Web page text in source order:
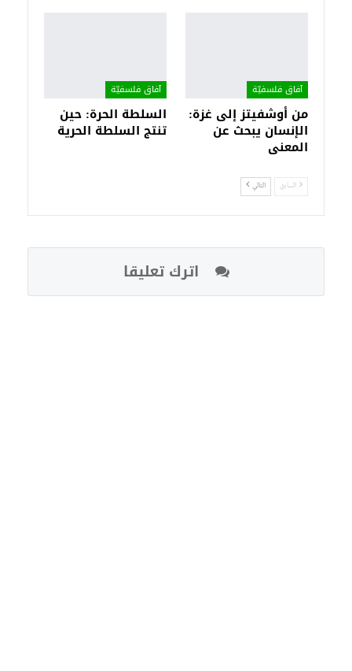
آفاق فلسفيّة‎
من أوشفيتز إلى غزة:
الإنسان يبحث عن
المعنى
آفاق فلسفيّة‎
السلطة الحرة: حين
تنتج السلطة الحرية
السابق التالي
اترك تعليقا